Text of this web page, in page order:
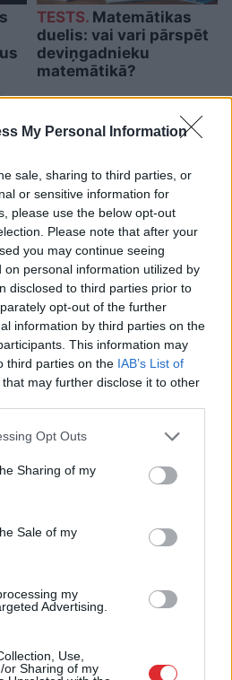
My Personal Information
sale, sharing to third parties, or
or sensitive information for
please use the below opt-out
Please note that after your
you may continue seeing
on personal information utilized by
disclosed to third parties prior to
opt-out of the further
information by third parties on the
This information may
third parties on the IAB’s List of
that may further disclose it to other
app uses one or more Google
behaviour. You may click to
and its third-party tags to
purposes in below Google
Opt Outs
Sharing of my
Sale of my
my
Advertising.
Use,
or Sharing of my
TESTS.Matemātikas
duelis: vai vari pārspēt
deviņgadnieku
matemātikā?
– KNAB sāk
deputātes
“Pilnīgs haoss!” Rīgas